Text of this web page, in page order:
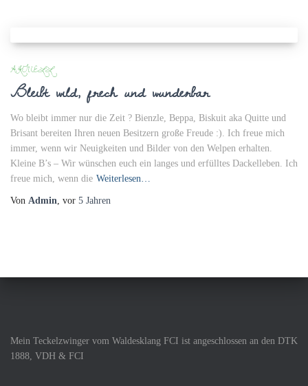
AKTUELL
Bleibt wild, frech und wunderbar
Wo bleibt immer nur die Zeit ? Bienzle, Beppa, Biskuit aka Quitte und
Brisant bereiten Ihren neuen Besitzern große Freude :). Ich freue mich
immer, wenn wir Neuigkeiten und Bilder von den Welpen erhalten.
Kleine B’s – Wir wünschen euch ein langes und erfülltes Dackelleben. Ich
freue mich, wenn die Weiterlesen…
Von Admin, vor 5 Jahren
Mein Teckelzwinger vom Waldesklang FCI ist angeschlossen an den DTK
1888, VDH & FCI